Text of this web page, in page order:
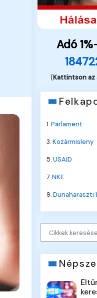
Adó
(Kattintson az
1.Parlament
3.Kozármisleny
5.USAID
7.NKE
9.Dunaharaszti